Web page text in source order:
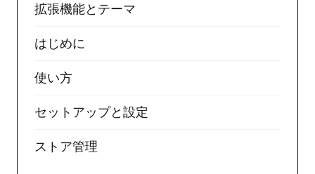
拡張機能とテーマ
はじめに
使い方
セットアップと設定
ストア管理